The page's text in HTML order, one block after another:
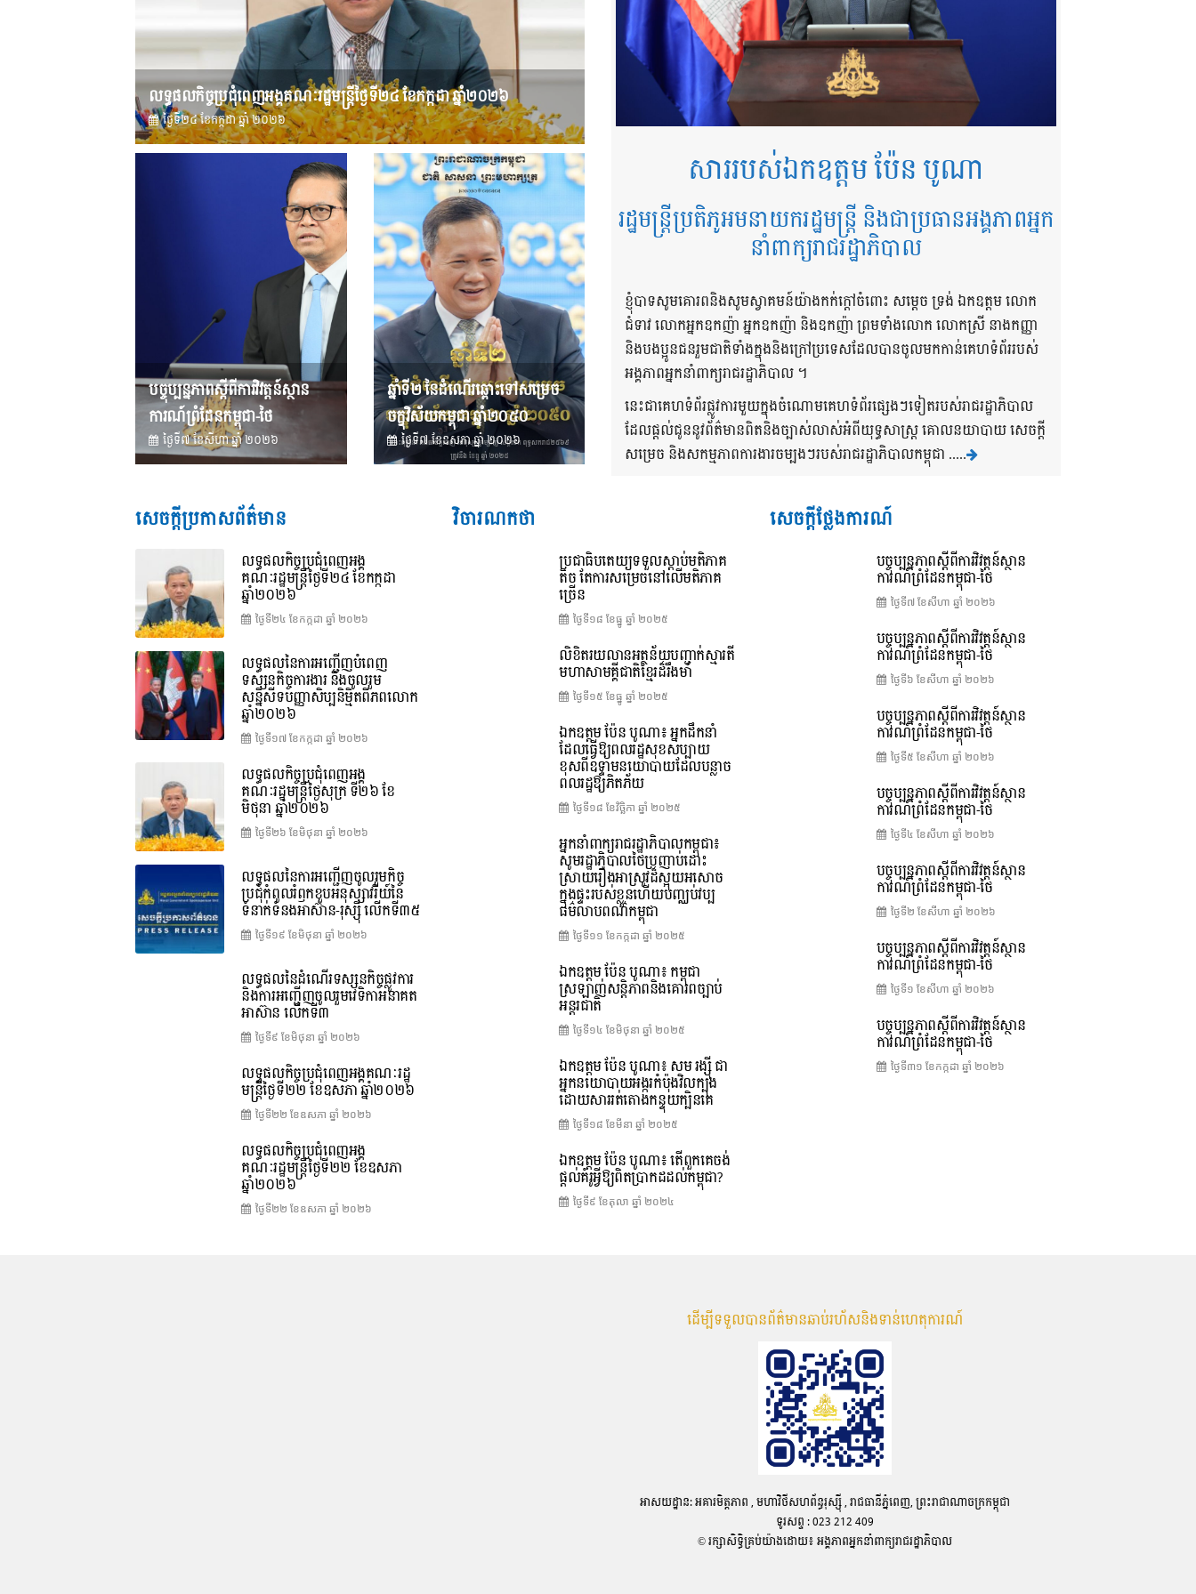
លទ្ធផលកិច្ចប្រជុំពេញអង្គគណៈរដ្ឋមន្រ្តីថ្ងៃទី២៤ ខែកក្កដា ឆ្នាំ២០២៦
ថ្ងៃទី២៤ ខែ​កក្កដា ឆ្នាំ ២០២៦
បច្ចុប្បន្នភាពស្ដីពីការវិវត្តន៍ស្ថាន
ការណ៍ព្រំដែនកម្ពុជា-ថៃ
ថ្ងៃទី៧ ខែ​សីហា ឆ្នាំ ២០២៦
ឆ្នាំទី២ នៃដំណើរឆ្ពោះទៅសម្រេច​
ចក្ខុវិស័យ​កម្ពុជា ឆ្នាំ២០៥០
ថ្ងៃទី៧ ខែ​ឧសភា ឆ្នាំ ២០២៦
សាររបស់ឯកឧត្តម ប៉ែន បូណា
រដ្ឋមន្ត្រីប្រតិភូអមនាយករដ្ឋមន្ត្រី និងជាប្រធានអង្គភាពអ្នក
នាំពាក្យរាជរដ្ឋាភិបាល
ខ្ញុំបាទសូមគោរពនិងសូមស្វាគមន៍យ៉ាងកក់ក្តៅចំពោះ សម្តេច ទ្រង់ ឯកឧត្តម លោក
ជំទាវ លោកអ្នកឧកញ៉ា អ្នកឧកញ៉ា និងឧកញ៉ា ព្រមទាំងលោក លោកស្រី នាងកញ្ញា
និងបងប្អូនជនរួមជាតិទាំងក្នុងនិងក្រៅប្រទេសដែលបានចូលមកកាន់គេហទំព័ររបស់
អង្គភាពអ្នកនាំពាក្យរាជរដ្ឋាភិបាល ។
នេះជាគេហទំព័រផ្លូវការមួយក្នុងចំណោមគេហទំព័រផ្សេងៗទៀតរបស់រាជរដ្ឋាភិបាល
ដែលផ្តល់ជូននូវព័ត៌មានពិតនិងច្បាស់លាស់អំពីយុទ្ធសាស្រ្ត គោលនយាបាយ សេចក្តី
សម្រេច និងសកម្មភាពការងារចម្បងៗរបស់រាជរដ្ឋាភិបាលកម្ពុជា .....
សេចក្តីប្រកាសព័ត៌មាន
លទ្ធផលកិច្ចប្រជុំពេញអង្គ
គណៈរដ្ឋមន្រ្តីថ្ងៃទី២៤ ខែកក្កដា
ឆ្នាំ២០២៦
ថ្ងៃទី២៤ ខែ​កក្កដា ឆ្នាំ ២០២៦
លទ្ធផលនៃការអញ្ជើញបំពេញ
ទស្សនកិច្ចការងារ និងចូលរួម
សន្និសីទបញ្ញាសិប្បនិម្មិតពិភពលោក
ឆ្នាំ២០២៦
ថ្ងៃទី១៧ ខែ​កក្កដា ឆ្នាំ ២០២៦
លទ្ធផលកិច្ចប្រជុំពេញអង្គ
គណៈរដ្ឋមន្រ្តីថ្ងៃសុក្រ ទី២៦ ខែ
មិថុនា ឆ្នាំ២០២៦
ថ្ងៃទី២៦ ខែ​មិថុនា ឆ្នាំ ២០២៦
លទ្ធផលនៃការអញ្ជើញចូលរួមកិច្ច
ប្រជុំកំពូលរំឭកខួបអនុស្សាវរីយ៍នៃ
ទំនាក់ទំនងអាស៊ាន-រុស្ស៊ី លើកទី៣៥
ថ្ងៃទី១៩ ខែ​មិថុនា ឆ្នាំ ២០២៦
លទ្ធផលនៃដំណើរទស្សនកិច្ចផ្លូវការ
និងការអញ្ជើញចូលរួមវេទិកាអនាគត
អាស៊ាន លើកទី៣
ថ្ងៃទី៩ ខែ​មិថុនា ឆ្នាំ ២០២៦
លទ្ធផលកិច្ចប្រជុំពេញអង្គគណៈរដ្ឋ
មន្ត្រីថ្ងៃទី២២ ខែឧសភា ឆ្នាំ២០២៦
ថ្ងៃទី២២ ខែ​ឧសភា ឆ្នាំ ២០២៦
លទ្ធផលកិច្ចប្រជុំពេញអង្គ
គណៈរដ្ឋមន្រ្តីថ្ងៃទី២២ ខែឧសភា
ឆ្នាំ២០២៦
ថ្ងៃទី២២ ខែ​ឧសភា ឆ្នាំ ២០២៦
វិចារណកថា
ប្រជាធិបតេយ្យទទួលស្តាប់មតិភាគ
តិច តែការសម្រេចនៅលើមតិភាគ
ច្រើន
ថ្ងៃទី១៨ ខែ​ធ្នូ ឆ្នាំ ២០២៥
លិខិតរយលានអត្ថន័យបញ្ជាក់ស្មារតី
មហាសាមគ្គីជាតិខ្មែរដ៏រឹងមាំ
ថ្ងៃទី១៥ ខែ​ធ្នូ ឆ្នាំ ២០២៥
ឯកឧត្តម ប៉ែន បូណា៖ អ្នកដឹកនាំ
ដែលធ្វើឱ្យពលរដ្ឋសុខសប្បាយ
ខុសពីឧទ្ទាមនយោបាយដែលបន្លាច
ពលរដ្ឋឱ្យភិតភ័យ
ថ្ងៃទី១៨ ខែ​វិច្ឆិកា ឆ្នាំ ២០២៥
អ្នកនាំពាក្យរាជរដ្ឋាភិបាលកម្ពុជា៖
សូមរដ្ឋាភិបាលថៃប្រញាប់ដោះ
ស្រាយរឿងអាស្រូវដ៏ស្អុយអសោច
ក្នុងផ្ទះរបស់ខ្លួនហើយបញ្ឈប់វប្ប
ធម៌លាបពណ៌កម្ពុជា
ថ្ងៃទី១១ ខែ​កក្កដា ឆ្នាំ ២០២៥
ឯកឧត្តម ប៉ែន បូណា៖ កម្ពុជា
ស្រឡាញ់សន្តិភាពនិងគោរពច្បាប់
អន្តរជាតិ
ថ្ងៃទី១៤ ខែ​មិថុនា ឆ្នាំ ២០២៥
ឯកឧត្តម ប៉ែន បូណា៖ សម រង្ស៊ី ជា
អ្នកនយោបាយអង្ករកំប៉ុងវិលក្បុង
ដោយសាររត់តោងកន្ទុយក្បិនគេ
ថ្ងៃទី១៨ ខែ​មីនា ឆ្នាំ ២០២៥
ឯកឧត្តម ប៉ែន បូណា៖ តើពួកគេចង់
ផ្តល់គំរូអ្វីឱ្យពិតប្រាកដដល់កម្ពុជា?
ថ្ងៃទី៩ ខែ​តុលា ឆ្នាំ ២០២៤
សេចក្តីថ្លែងការណ៍
បច្ចុប្បន្នភាពស្ដីពីការវិវត្តន៍ស្ថាន
ការណ៍ព្រំដែនកម្ពុជា-ថៃ
ថ្ងៃទី៧ ខែ​សីហា ឆ្នាំ ២០២៦
បច្ចុប្បន្នភាពស្ដីពីការវិវត្តន៍ស្ថាន
ការណ៍ព្រំដែនកម្ពុជា-ថៃ
ថ្ងៃទី៦ ខែ​សីហា ឆ្នាំ ២០២៦
បច្ចុប្បន្នភាពស្ដីពីការវិវត្តន៍ស្ថាន
ការណ៍ព្រំដែនកម្ពុជា-ថៃ
ថ្ងៃទី៥ ខែ​សីហា ឆ្នាំ ២០២៦
បច្ចុប្បន្នភាពស្ដីពីការវិវត្តន៍ស្ថាន
ការណ៍ព្រំដែនកម្ពុជា-ថៃ
ថ្ងៃទី៤ ខែ​សីហា ឆ្នាំ ២០២៦
បច្ចុប្បន្នភាពស្ដីពីការវិវត្តន៍ស្ថាន
ការណ៍ព្រំដែនកម្ពុជា-ថៃ
ថ្ងៃទី២ ខែ​សីហា ឆ្នាំ ២០២៦
បច្ចុប្បន្នភាពស្ដីពីការវិវត្តន៍ស្ថាន
ការណ៍ព្រំដែនកម្ពុជា-ថៃ
ថ្ងៃទី១ ខែ​សីហា ឆ្នាំ ២០២៦
បច្ចុប្បន្នភាពស្ដីពីការវិវត្តន៍ស្ថាន
ការណ៍ព្រំដែនកម្ពុជា-ថៃ
ថ្ងៃទី៣១ ខែ​កក្កដា ឆ្នាំ ២០២៦
ដើម្បីទទួលបានព័ត៌មានឆាប់រហ័សនិងទាន់ហេតុការណ៍
អាសយដ្ឋាន: អគារមិត្តភាព , មហាវិថីសហព័ន្ធរុស្ស៊ី , រាជធានីភ្នំពេញ, ព្រះរាជាណាចក្រកម្ពុជា
ទូរសព្ទ : 023 212 409
© រក្សាសិទ្ធិគ្រប់យ៉ាងដោយ៖ អង្គភាពអ្នកនាំពាក្យរាជរដ្ឋាភិបាល